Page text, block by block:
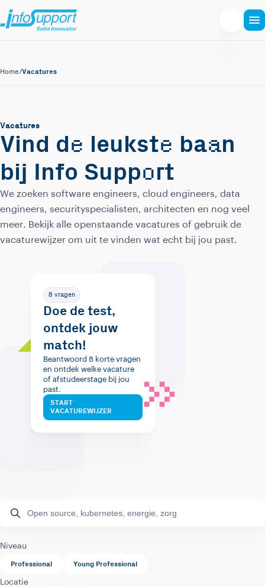
Home/Vacatures
Vacatures
Vind de leukste baan
bij Info Support
We zoeken software engineers, cloud engineers, data
engineers, securityspecialisten, architecten en nog veel
meer. Bekijk alle openstaande vacatures of gebruik de
vacaturewijzer om uit te vinden wat echt bij jou past.
8 vragen
Doe de test,
ontdek jouw
match!
Beantwoord 8 korte vragen
en ontdek welke vacature
of afstudeerstage bij jou
past.
START
VACATUREWIJZER
Niveau
Professional Young Professional
Locatie